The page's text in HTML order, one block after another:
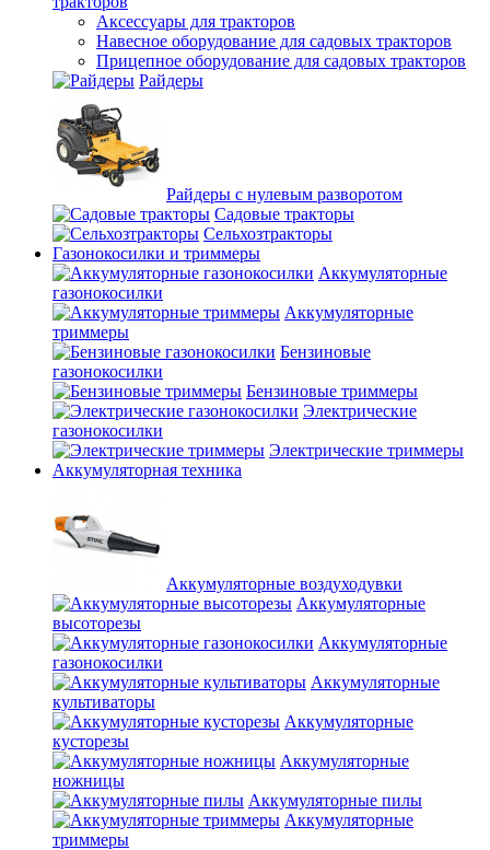
Аксессуары для тракторов
Навесное оборудование для садовых тракторов
Прицепное оборудование для садовых тракторов
Райдеры
Райдеры с нулевым разворотом
Садовые тракторы
Сельхозтракторы
Газонокосилки и триммеры
Аккумуляторные
газонокосилки
Аккумуляторные
триммеры
Бензиновые
газонокосилки
Бензиновые триммеры
Электрические
газонокосилки
Электрические триммеры
Аккумуляторная техника
Аккумуляторные воздуходувки
Аккумуляторные
высоторезы
Аккумуляторные
газонокосилки
Аккумуляторные
культиваторы
Аккумуляторные
кусторезы
Аккумуляторные
ножницы
Аккумуляторные пилы
Аккумуляторные
триммеры